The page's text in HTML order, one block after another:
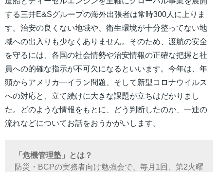
する三井E&Sグループの海外出張者は常時300人に上りま
す。治安の良くない地域や、衛生環境が十分整ってない地
域への出入りも少なくありません。そのため、渡航の安全
を守るには、各国の社会情勢や治安情報の正確な把握と社
員への的確な指示が不可欠になるといいます。今年は、年
頭からアメリカ―イラン問題、そして新型コロナウイルス
への対応と、立て続けに大きな課題が立ちはだかりまし
た。どのような情報をもとに、どう判断したのか、一連の
流れなどについてお話をおうかがいします。
「危機管理塾」とは？
防災・BCPの実務者向け勉強会で、毎月1回、第2火曜